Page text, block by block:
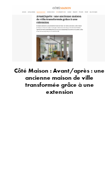
Côté Maison : Avant/après : une
ancienne maison de ville
transformée grâce à une
extension